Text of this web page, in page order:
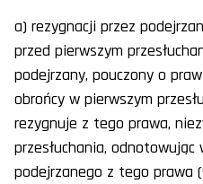
a) rezygnacji przez
przed pierwszym
podejrzany, pouczony o
obrońcy w pierwszym
rezygnuje z tego prawa,
przesłuchania,
podejrzanego z tego prawa